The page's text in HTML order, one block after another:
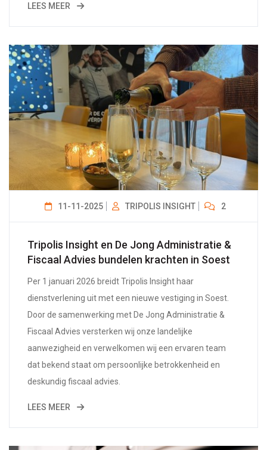
LEES MEER
11-11-2025 TRIPOLIS INSIGHT 2
Tripolis Insight en De Jong Administratie &
Fiscaal Advies bundelen krachten in Soest
Per 1 januari 2026 breidt Tripolis Insight haar
dienstverlening uit met een nieuwe vestiging in Soest.
Door de samenwerking met De Jong Administratie &
Fiscaal Advies versterken wij onze landelijke
aanwezigheid en verwelkomen wij een ervaren team
dat bekend staat om persoonlijke betrokkenheid en
deskundig fiscaal advies.
LEES MEER